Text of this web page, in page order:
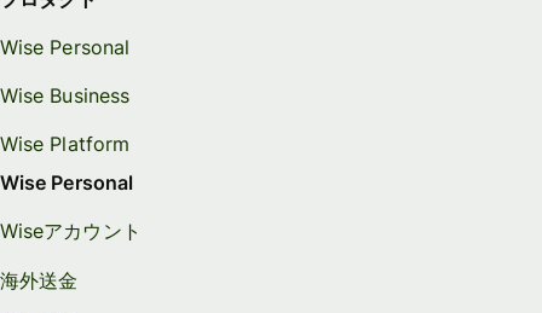
Wise Personal
Wise Business
Wise Platform
Wise Personal
Wiseアカウント
海外送金